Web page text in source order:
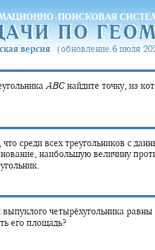
ПОИСКОВАЯ
ПО
ПО
версия (обновление 6 июля
ABC найдите точку, из
среди всех треугольников с
наибольшую величину
четырёхугольника равны
его площадь?